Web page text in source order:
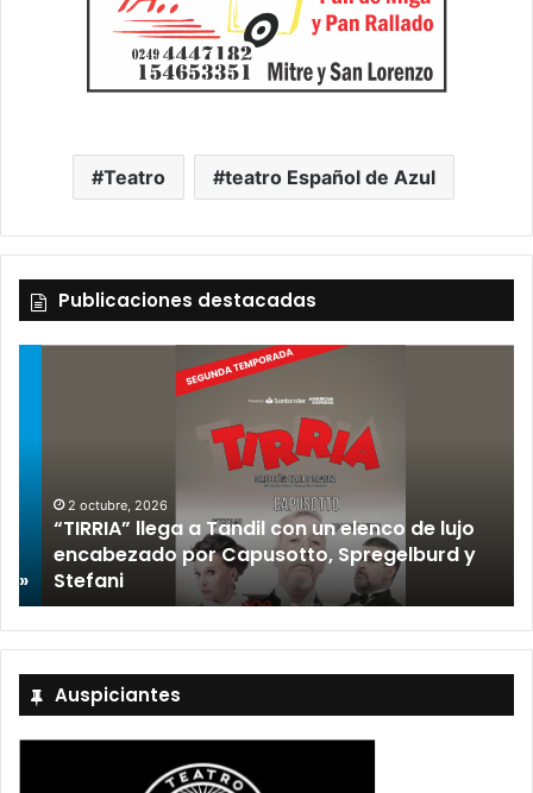
Teatro teatro Español de Azul
Publicaciones destacadas
2 octubre, 2026
“TIRRIA” llega a Tandil con un elenco de lujo
encabezado por Capusotto, Spregelburd y
Stefani
Auspiciantes